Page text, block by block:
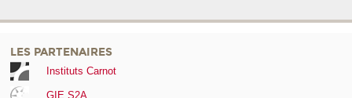
LES PARTENAIRES
Instituts Carnot
GIE S2A